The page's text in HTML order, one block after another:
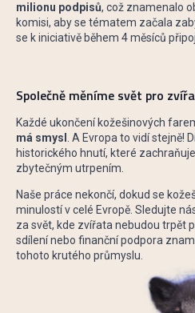
milionu podpisů, což znamenalo
komisi, aby se tématem začala
se k iniciativě během 4 měsíců
Společně měníme svět pro
Každé ukončení kožešinových
má smysl
. A Evropa to vidí stejně!
historického hnutí, které
zbytečným utrpením.
Naše práce nekončí, dokud se
minulostí v celé Evropě. Sledujte
za svět, kde zvířata nebudou trpět
sdílení nebo finanční podpora
tohoto krutého průmyslu.